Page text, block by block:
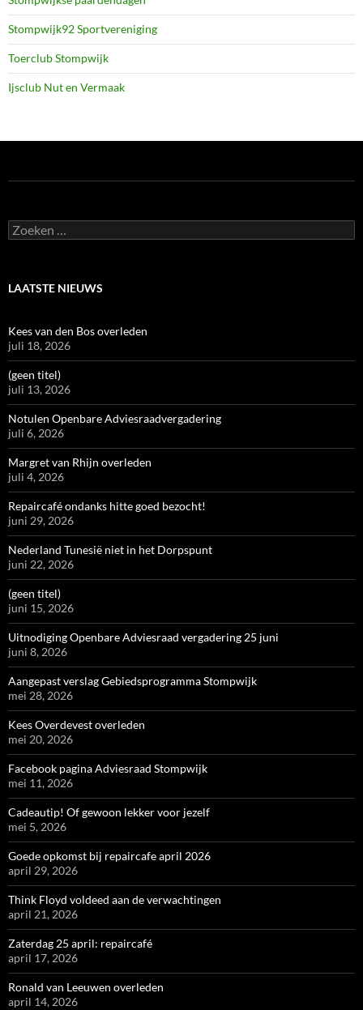
Stompwijk92 Sportvereniging
Toerclub Stompwijk
Ijsclub Nut en Vermaak
Zoeken
naar:
LAATSTE NIEUWS
Kees van den Bos overleden
juli 18, 2026
(geen titel)
juli 13, 2026
Notulen Openbare Adviesraadvergadering
juli 6, 2026
Margret van Rhijn overleden
juli 4, 2026
Repaircafé ondanks hitte goed bezocht!
juni 29, 2026
Nederland Tunesië niet in het Dorpspunt
juni 22, 2026
(geen titel)
juni 15, 2026
Uitnodiging Openbare Adviesraad vergadering 25 juni
juni 8, 2026
Aangepast verslag Gebiedsprogramma Stompwijk
mei 28, 2026
Kees Overdevest overleden
mei 20, 2026
Facebook pagina Adviesraad Stompwijk
mei 11, 2026
Cadeautip! Of gewoon lekker voor jezelf
mei 5, 2026
Goede opkomst bij repaircafe april 2026
april 29, 2026
Think Floyd voldeed aan de verwachtingen
april 21, 2026
Zaterdag 25 april: repaircafé
april 17, 2026
Ronald van Leeuwen overleden
april 14, 2026